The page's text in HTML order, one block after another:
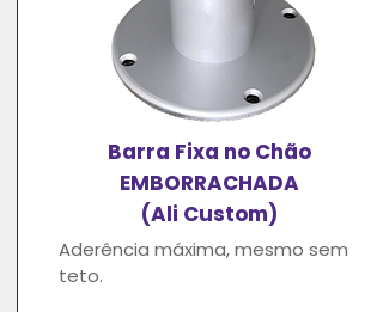
Barra Fixa no Chão
EMBORRACHADA
(Ali Custom)
Aderência máxima, mesmo sem
teto.